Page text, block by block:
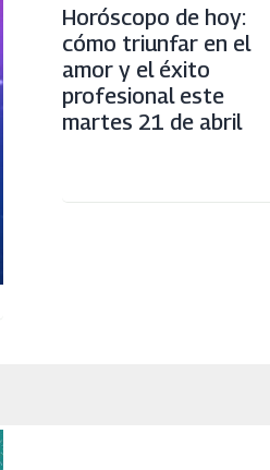
Horóscopo de hoy:
cómo triunfar en el
amor y el éxito
profesional este
martes 21 de abril